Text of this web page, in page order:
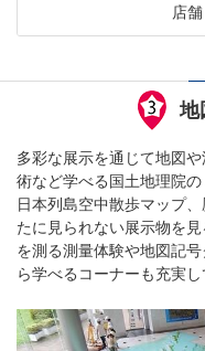
店
地
多彩な展示を通じて地図
術など学べる国土地理院
日本列島空中散歩マップ
たに見られない展示物を
を測る測量体験や地図記
ら学べるコーナーも充実し